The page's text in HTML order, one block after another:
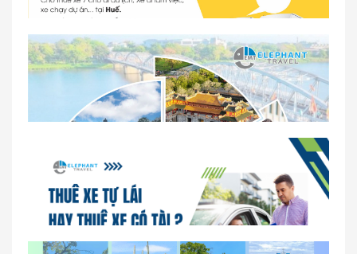
Dịch vụ thuê xe 16 chỗ tại Huế 2026